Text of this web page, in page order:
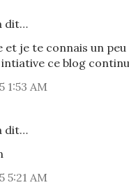
dit…
et je te connais un
ce blog
1:53 AM
dit…
5:21 AM